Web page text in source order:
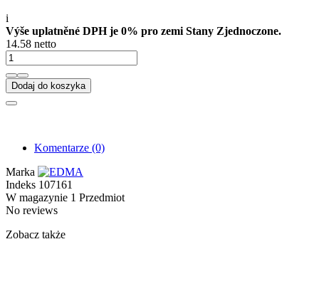
i
Výše uplatněné DPH je 0% pro zemi Stany Zjednoczone.
14.58 netto
Dodaj do koszyka
Komentarze (0)
Marka
Indeks 107161
W magazynie 1 Przedmiot
No reviews
Zobacz także